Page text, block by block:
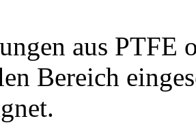
aus PTFE
Bereich